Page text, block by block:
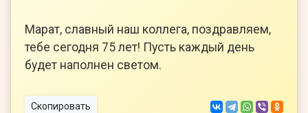
Марат, славный наш коллега, поздравляем,
тебе сегодня 75 лет! Пусть каждый день
будет наполнен светом.
Скопировать